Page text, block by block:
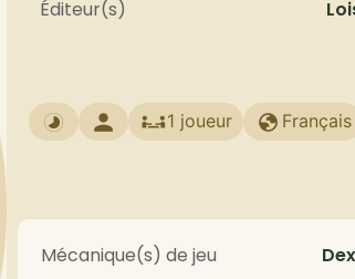
Éditeur(s)
1 joueur Français
Mécanique(s) de jeu